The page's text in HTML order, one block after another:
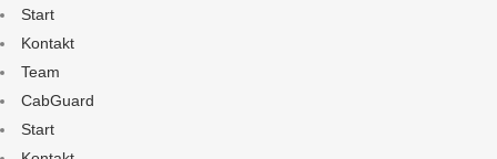
Start
Kontakt
Team
CabGuard
Start